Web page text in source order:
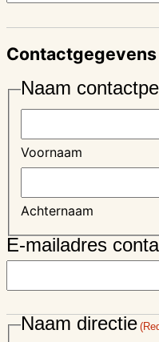
Contactgegevens
Naam
Voornaam
Achternaam
E-mailadres
Naam directie